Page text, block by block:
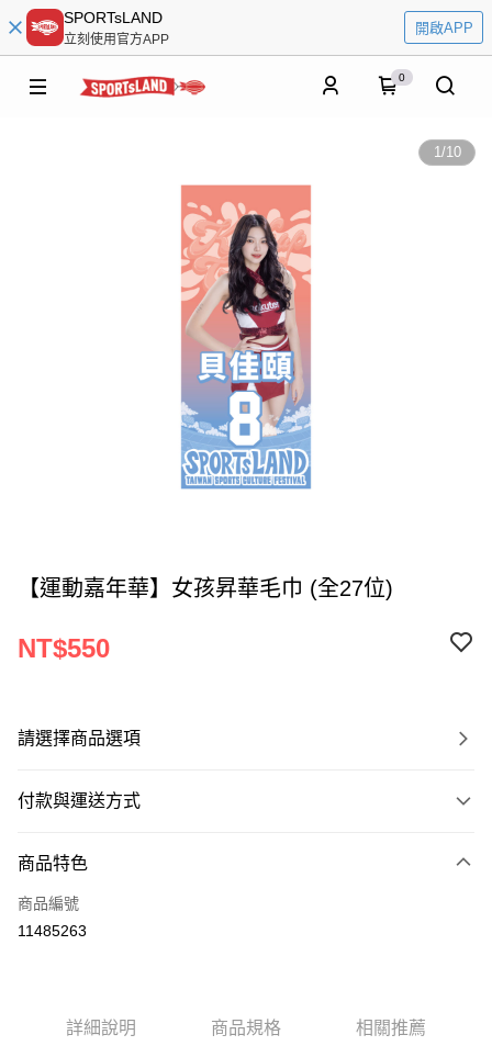
SPORTsLAND
立刻使用官方APP
開啟APP
0
1/10
【運動嘉年華】女孩昇華毛巾 (全27位)
NT$550
請選擇商品選項
付款與運送方式
信用卡一次付款
Apple Pay
每筆NT$110
商品特色
商品編號
11485263
詳細說明 商品規格 相關推薦